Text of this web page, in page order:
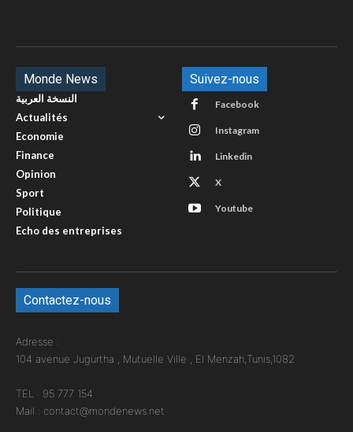
Monde News
النسخة العربية
Actualités
Economie
Finance
Opinion
Sport
Politique
Echo des entreprises
Suivez-nous
Facebook
Instagram
Linkedin
X
Youtube
Contactez-nous
Adresse :
104 avenue Jugurtha , Mutuelle Ville , El Menzah,Tunis,1082
TEL : 95 777 154
Mail : contact@mondenews.net